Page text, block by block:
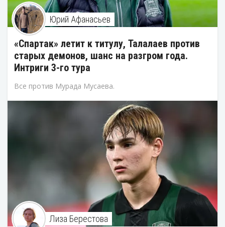
Юрий Афанасьев
«Спартак» летит к титулу, Талалаев против
старых демонов, шанс на разгром года.
Интриги 3-го тура
Все против Мурада Мусаева.
Лиза Берестова